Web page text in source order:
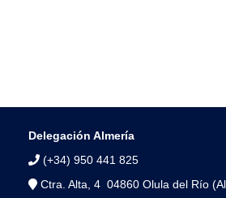
Delegación Almería
(+34) 950 441 825
Ctra. Alta, 4 04860 Olula del Río